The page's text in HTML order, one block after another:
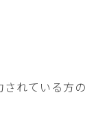
れている方の